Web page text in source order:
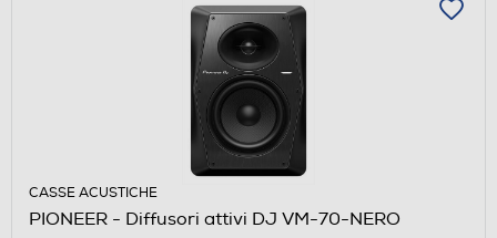
CASSE ACUSTICHE
PIONEER - Diffusori attivi DJ VM-70-NERO